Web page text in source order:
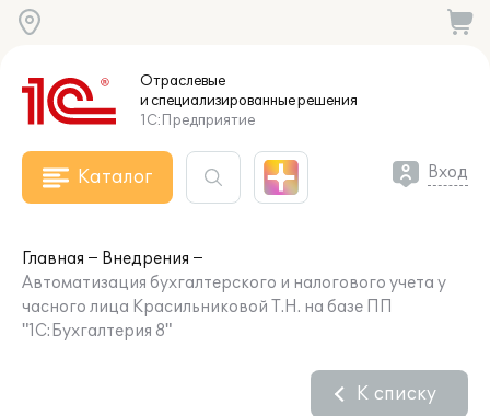
Отраслевые
и специализированныерешения
1С:Предприятие
Каталог Вход
Главная
Внедрения
Автоматизация бухгалтерского и налогового учета у
часного лица Красильниковой Т.Н. на базе ПП
"1С:Бухгалтерия 8"
К списку